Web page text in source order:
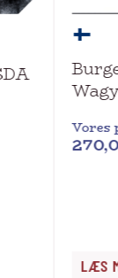
Vores
LÆS